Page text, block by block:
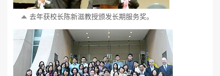
去年获校长陈新滋教授颁发长期服务奖。